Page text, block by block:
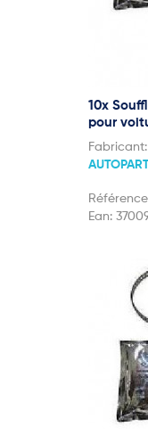
10x
pour
Fabricant:
Ean: